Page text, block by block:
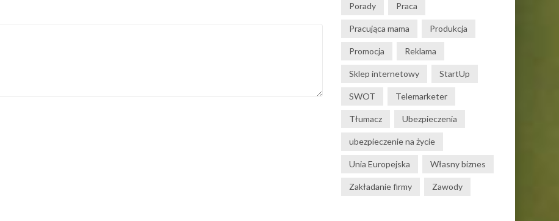
Porady Praca
Pracująca mama Produkcja
Promocja Reklama
Sklep internetowy StartUp
SWOT Telemarketer
Tłumacz Ubezpieczenia
ubezpieczenie na życie
Unia Europejska Własny biznes
Zakładanie firmy Zawody